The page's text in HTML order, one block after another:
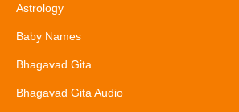
Astrology
Baby Names
Bhagavad Gita
Bhagavad Gita Audio